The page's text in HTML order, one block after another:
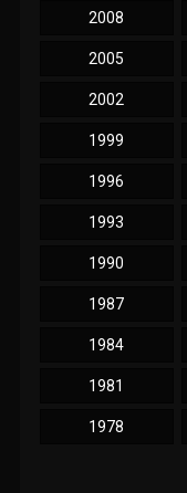
2008
2005
2002
1999
1996
1993
1990
1987
1984
1981
1978